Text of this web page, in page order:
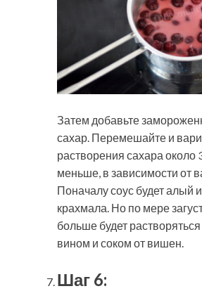
Затем добавьте
сахар. Перемешайте и
растворения сахара около
меньше, в зависимости от
Поначалу соус будет алый
крахмала. Но по мере
больше будет
вином и соком от вишен.
Шаг 6: